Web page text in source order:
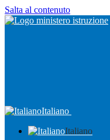
Salta al contenuto
Italiano
Italiano